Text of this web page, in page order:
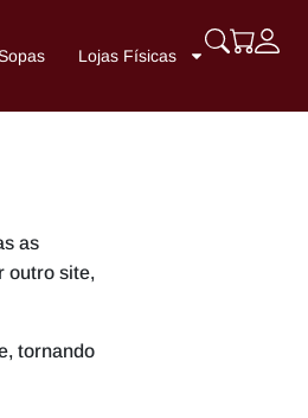
Lojas Físicas
as
outro site,
tornando